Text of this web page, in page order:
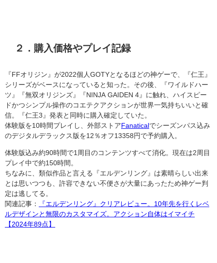
２．購入価格やプレイ記録
『FFオリジン』が2022個人GOTYとなるほどの神ゲーで、『仁王』
シリーズがベースになっていると知った。その後、『ワイルドハー
ツ』『無双オリジンズ』『NINJA GAIDEN 4』に触れ、ハイスピー
ドかつシンプル操作のコエテクアクションが世界一気持ちいいと確
信。『仁王3』発表と同時に購入確定していた。
体験版を10時間プレイし、外部ストア Fanatical でシーズンパス込み
のデジタルデラックス版を12％オフ13358円で予約購入。
体験版込み約90時間で1周目のコンテンツすべて消化。現在は2周目
プレイ中で約150時間。
ちなみに、類似作品と言える『エルデンリング』は素晴らしい出来
とは思いつつも、許容できない不便さが大量にあったため神ゲー判
定は逃してる。
関連記事：
『エルデンリング』クリアレビュー。10年先を行くレベ
ルデザインと無限のカスタマイズ。アクション自体はイマイチ
【2024年89点】